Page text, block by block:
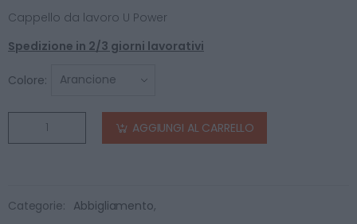
Cappello da lavoro U Power
Spedizione in 2/3 giorni lavorativi
Colore:
AGGIUNGI AL CARRELLO
Categorie: Abbigliamento,